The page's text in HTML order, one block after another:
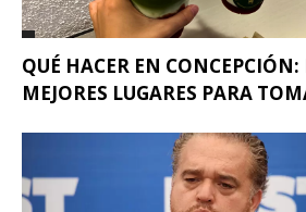
QUÉ HACER EN CONCEPCIÓN:
MEJORES LUGARES PARA